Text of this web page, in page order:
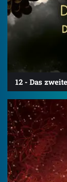
12 - Das